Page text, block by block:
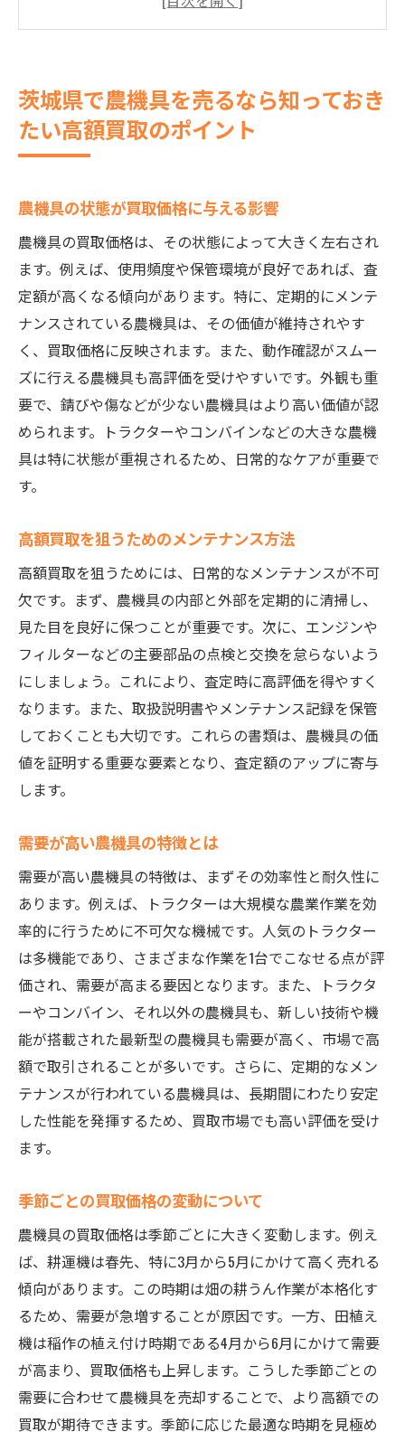
買取業者との交渉術をマスターしよう
農機具買取で失敗しないために知っておくべき
信頼できる買取業者の見分け方
無料査定サービスを活用する方法
相場価格を事前にリサーチする方法
査定前に準備しておくべき書類一覧
出張査定と店頭査定のメリット・デメリッ
ト
詐欺やトラブルを避けるための注意点
茨城県で農機具を高く売るための賢い判断方法
複数の買取業者に見積もりを依頼するべき
理由
高額買取を狙うタイミングの見極め方
オークション出品と買取業者利用の比較
農機具の市場動向をチェックする方法
売却前に専門家に相談するメリット
農機具を茨城県で高額買取に出す前に確認すべ
き事
買取査定前に動作確認を行う重要性
農機具の修理履歴を整理しておく理由
査定時に有利な証拠となる写真の撮り方
査定前にチェックするべき法的な手続き
買取業者の評判をリサーチする方法
農機具買取で後悔しないために選ぶべき買取業
者
買取実績が豊富な会社を選ぶ理由
全国対応の出張査定サービスの利便性
口コミとレビューの重要性
買取額の透明性を確保する方法
買取業者のアフターサービスについて
信頼できる業者を見極めるポイント
オンライン査定を活用するメリット
査定の予約をスムーズに進める手順
査定現場での迅速な対応方法
査定時間を短縮するためのポイント
査定結果の受け取り方と確認方法
農機具の出張査定サービスを上手に利用する方
法
出張査定の流れと準備事項
茨城県で農機具を売るなら知っておき
たい高額買取のポイント
農機具の状態が買取価格に与える影響
農機具の買取価格は、その状態によって大きく左右され
ます。例えば、使用頻度や保管環境が良好であれば、査
定額が高くなる傾向があります。特に、定期的にメンテ
ナンスされている農機具は、その価値が維持されやす
く、買取価格に反映されます。また、動作確認がスムー
ズに行える農機具も高評価を受けやすいです。外観も重
要で、錆びや傷などが少ない農機具はより高い価値が認
められます。トラクターやコンバインなどの大きな農機
具は特に状態が重視されるため、日常的なケアが重要で
す。
高額買取を狙うためのメンテナンス方法
高額買取を狙うためには、日常的なメンテナンスが不可
欠です。まず、農機具の内部と外部を定期的に清掃し、
見た目を良好に保つことが重要です。次に、エンジンや
フィルターなどの主要部品の点検と交換を怠らないよう
にしましょう。これにより、査定時に高評価を得やすく
なります。また、取扱説明書やメンテナンス記録を保管
しておくことも大切です。これらの書類は、農機具の価
値を証明する重要な要素となり、査定額のアップに寄与
します。
需要が高い農機具の特徴とは
需要が高い農機具の特徴は、まずその効率性と耐久性に
あります。例えば、トラクターは大規模な農業作業を効
率的に行うために不可欠な機械です。人気のトラクター
は多機能であり、さまざまな作業を1台でこなせる点が評
価され、需要が高まる要因となります。また、トラクタ
ーやコンバイン、それ以外の農機具も、新しい技術や機
能が搭載された最新型の農機具も需要が高く、市場で高
額で取引されることが多いです。さらに、定期的なメン
テナンスが行われている農機具は、長期間にわたり安定
した性能を発揮するため、買取市場でも高い評価を受け
ます。
季節ごとの買取価格の変動について
農機具の買取価格は季節ごとに大きく変動します。例え
ば、耕運機は春先、特に3月から5月にかけて高く売れる
傾向があります。この時期は畑の耕うん作業が本格化す
るため、需要が急増することが原因です。一方、田植え
機は稲作の植え付け時期である4月から6月にかけて需要
が高まり、買取価格も上昇します。こうした季節ごとの
需要に合わせて農機具を売却することで、より高額での
買取が期待できます。季節に応じた最適な時期を見極め